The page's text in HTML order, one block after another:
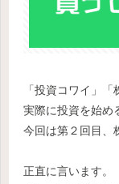
「投資コワイ」
実際に投資を始め
今回は第２回目、
正直に言います。